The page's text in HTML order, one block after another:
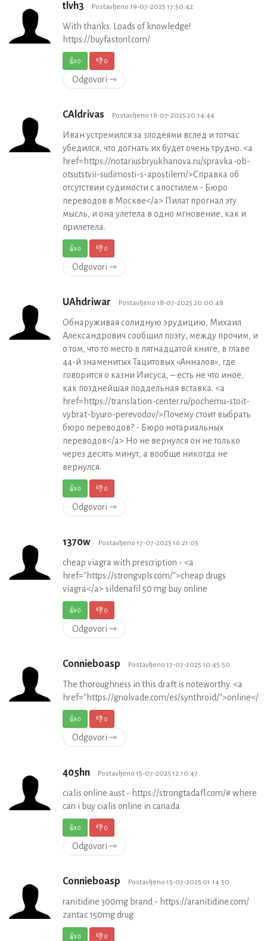
tlvh3 Postavljeno 19-07-2025 17:50:42
With thanks. Loads of knowledge!
https://buyfastonl.com/
👍0 👎0
Odgovori ⇾
CAldrivas Postavljeno 18-07-2025 20:14:44
Иван устремился за злодеями вслед и тотчас
убедился, что догнать их будет очень трудно. <a
href=https://notariusbryukhanova.ru/spravka-ob-
otsutstvii-sudimosti-s-apostilem/>Справка об
отсутствии судимости с апостилем - Бюро
переводов в Москве</a> Пилат прогнал эту
мысль, и она улетела в одно мгновение, как и
прилетела.
👍0 👎0
Odgovori ⇾
UAhdriwar Postavljeno 18-07-2025 20:00:48
Обнаруживая солидную эрудицию, Михаил
Александрович сообщил поэту, между прочим, и
о том, что то место в пятнадцатой книге, в главе
44-й знаменитых Тацитовых «Анналов», где
говорится о казни Иисуса, – есть не что иное,
как позднейшая поддельная вставка. <a
href=https://translation-center.ru/pochemu-stoit-
vybrat-byuro-perevodov/>Почему стоит выбрать
бюро переводов? - Бюро нотариальных
переводов</a> Но не вернулся он не только
через десять минут, а вообще никогда не
вернулся.
👍0 👎0
Odgovori ⇾
1370w Postavljeno 17-07-2025 16:21:05
cheap viagra with prescription - <a
href="https://strongvpls.com/">cheap drugs
viagra</a> sildenafil 50 mg buy online
👍0 👎0
Odgovori ⇾
Connieboasp Postavljeno 17-07-2025 10:45:50
The thoroughness in this draft is noteworthy. <a
href="https://gnolvade.com/es/synthroid/">online</
👍0 👎0
Odgovori ⇾
405hn Postavljeno 15-07-2025 12:10:47
cialis online aust - https://strongtadafl.com/# where
can i buy cialis online in canada
👍0 👎0
Odgovori ⇾
Connieboasp Postavljeno 15-07-2025 01:14:50
ranitidine 300mg brand - https://aranitidine.com/
zantac 150mg drug
👍0 👎0